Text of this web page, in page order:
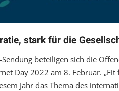
stark für die
beteiligen sich die
Day 2022 am 8. Februar.
Jahr das Thema des